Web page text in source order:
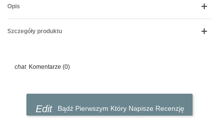
Opis
Szczegóły produktu
Komentarze (0)
Bądź Pierwszym Który Napisze Recenzję